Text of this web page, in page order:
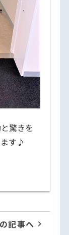
驚きを
す♪
記事へ